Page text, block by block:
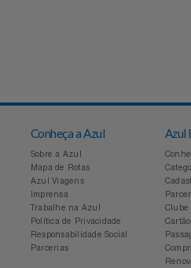
Conheça a Azul
Sobre a Azul
Mapa de Rotas
Azul Viagens
Imprensa